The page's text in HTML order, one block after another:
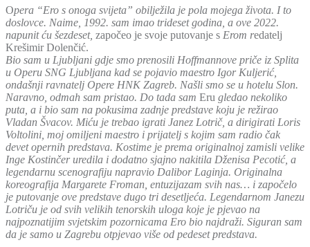
Opera “Ero s onoga svijeta” obilježila je pola mojega života. I to
doslovce. Naime, 1992. sam imao trideset godina, a ove 2022.
napunit ću šezdeset, započeo je svoje putovanje s Erom redatelj
Krešimir Dolenčić.
Bio sam u Ljubljani gdje smo prenosili Hoffmannove priče iz Splita
u Operu SNG Ljubljana kad se pojavio maestro Igor Kuljerić,
ondašnji ravnatelj Opere HNK Zagreb. Našli smo se u hotelu Slon.
Naravno, odmah sam pristao. Do tada sam Eru gledao nekoliko
puta, a i bio sam na pokusima zadnje predstave koju je režirao
Vladan Švacov. Miću je trebao igrati Janez Lotrič, a dirigirati Loris
Voltolini, moj omiljeni maestro i prijatelj s kojim sam radio čak
devet opernih predstava. Kostime je prema originalnoj zamisli velike
Inge Kostinčer uredila i dodatno sjajno nakitila Dženisa Pecotić, a
legendarnu scenografiju napravio Dalibor Laginja. Originalna
koreografija Margarete Froman, entuzijazam svih nas… i započelo
je putovanje ove predstave dugo tri desetljeća. Legendarnom Janezu
Lotriču je od svih velikih tenorskih uloga koje je pjevao na
najpoznatijim svjetskim pozornicama Ero bio najdraži. Siguran sam
da je samo u Zagrebu otpjevao više od pedeset predstava.